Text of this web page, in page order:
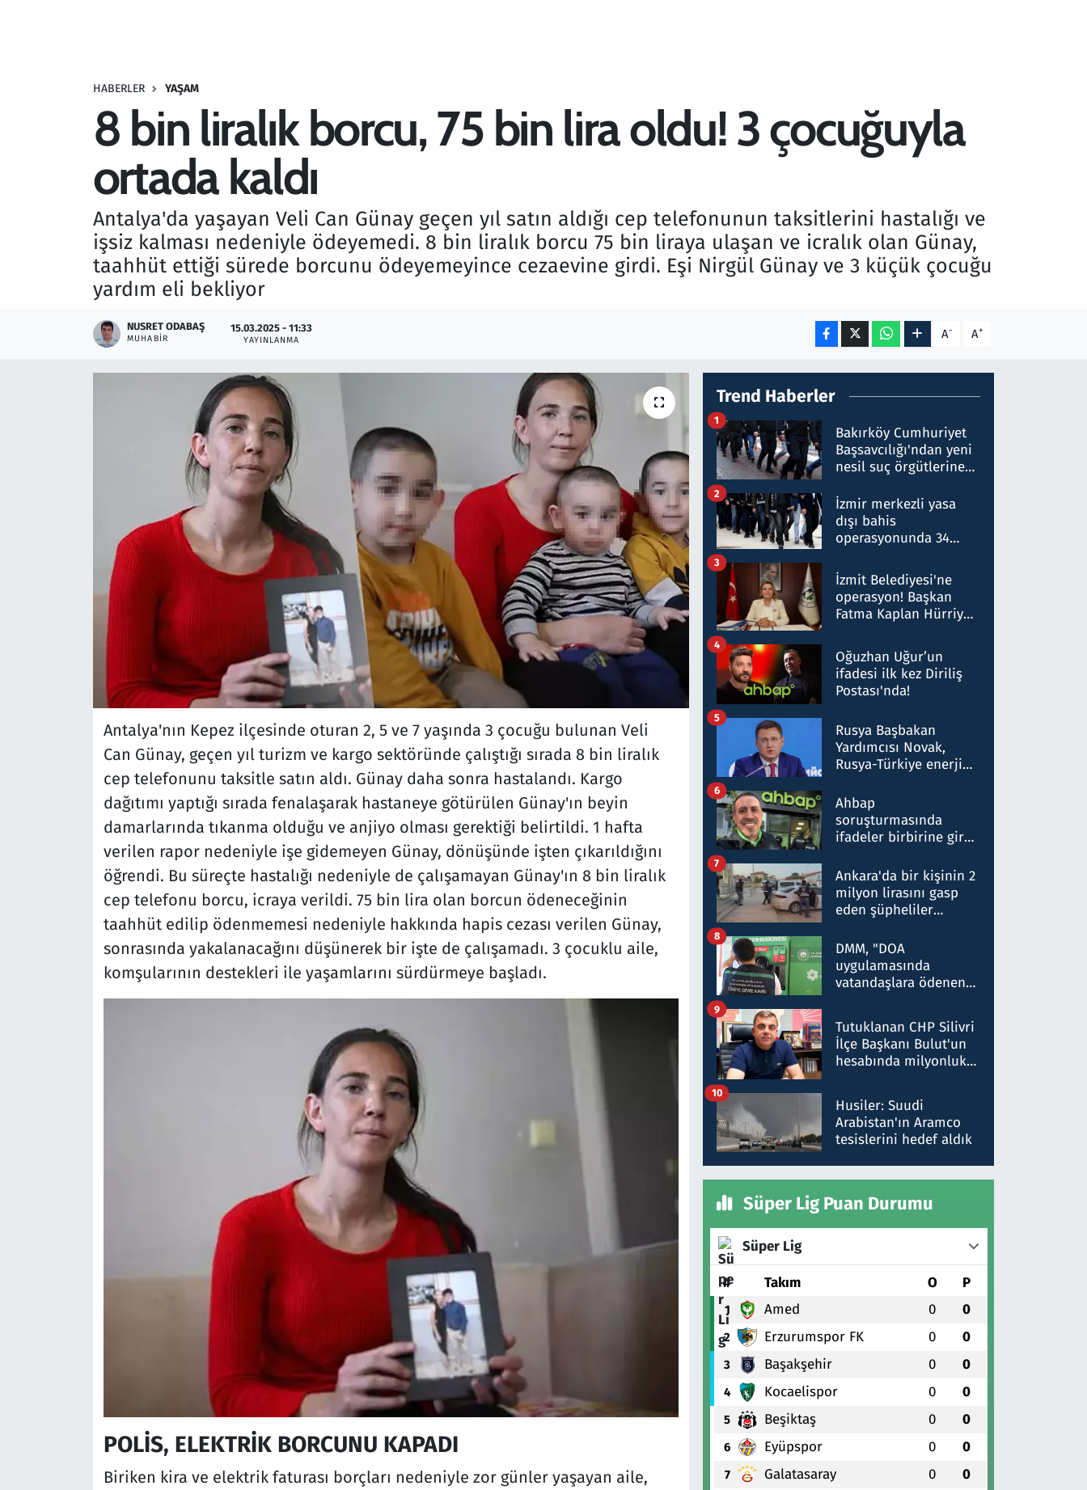
HABERLER YAŞAM
8 bin liralık borcu, 75 bin lira oldu! 3 çocuğuyla
ortada kaldı
Antalya'da yaşayan Veli Can Günay geçen yıl satın aldığı cep telefonunun taksitlerini hastalığı ve
işsiz kalması nedeniyle ödeyemedi. 8 bin liralık borcu 75 bin liraya ulaşan ve icralık olan Günay,
taahhüt ettiği sürede borcunu ödeyemeyince cezaevine girdi. Eşi Nirgül Günay ve 3 küçük çocuğu
yardım eli bekliyor
NUSRET ODABAŞ
MUHABIR
15.03.2025 - 11:33
YAYINLANMA A- A+
Antalya'nın Kepez ilçesinde oturan 2, 5 ve 7 yaşında 3 çocuğu bulunan Veli
Can Günay, geçen yıl turizm ve kargo sektöründe çalıştığı sırada 8 bin liralık
cep telefonunu taksitle satın aldı. Günay daha sonra hastalandı. Kargo
dağıtımı yaptığı sırada fenalaşarak hastaneye götürülen Günay'ın beyin
damarlarında tıkanma olduğu ve anjiyo olması gerektiği belirtildi. 1 hafta
verilen rapor nedeniyle işe gidemeyen Günay, dönüşünde işten çıkarıldığını
öğrendi. Bu süreçte hastalığı nedeniyle de çalışamayan Günay'ın 8 bin liralık
cep telefonu borcu, icraya verildi. 75 bin lira olan borcun ödeneceğinin
taahhüt edilip ödenmemesi nedeniyle hakkında hapis cezası verilen Günay,
sonrasında yakalanacağını düşünerek bir işte de çalışamadı. 3 çocuklu aile,
komşularının destekleri ile yaşamlarını sürdürmeye başladı.
POLİS, ELEKTRİK BORCUNU KAPADI
Biriken kira ve elektrik faturası borçları nedeniyle zor günler yaşayan aile,
Trend Haberler
Bakırköy Cumhuriyet
Başsavcılığı'ndan yeni
nesil suç örgütlerine
hakkında gözaltı kararı
1
İzmir merkezli yasa
dışı bahis
operasyonunda 34
Milyar liralık para
trafiği tespit edildi
2
İzmit Belediyesi'ne
operasyon! Başkan
Fatma Kaplan Hürriyet
3
Oğuzhan Uğur’un
ifadesi ilk kez Diriliş
Postası'nda!
4
Rusya Başbakan
Yardımcısı Novak,
Rusya-Türkiye enerji
nitelikte olduğunu
belirtti
5
Ahbap
soruşturmasında
ifadeler birbirine girdi:
ifadelerinden ortaya
çıkan tablo şok etti
6
Ankara'da bir kişinin 2
milyon lirasını gasp
eden şüpheliler
7
DMM, "DOA
uygulamasında
vatandaşlara ödenen
düşürüldüğü" iddiasını
yalanladı
8
Tutuklanan CHP Silivri
İlçe Başkanı Bulut'un
hesabında milyonluk
talimat verdi, ben
gönderdim
9
Husiler: Suudi
Arabistan'ın Aramco
tesislerini hedef aldık
10
Süper Lig Puan Durumu
Süper Lig
# Takım O P
1 Amed 0 0
2 Erzurumspor FK 0 0
3 Başakşehir 0 0
4 Kocaelispor 0 0
5 Beşiktaş 0 0
6 Eyüpspor 0 0
7 Galatasaray 0 0
Savunma Sanayi
Teknoloji ve Bilim
Televizyon